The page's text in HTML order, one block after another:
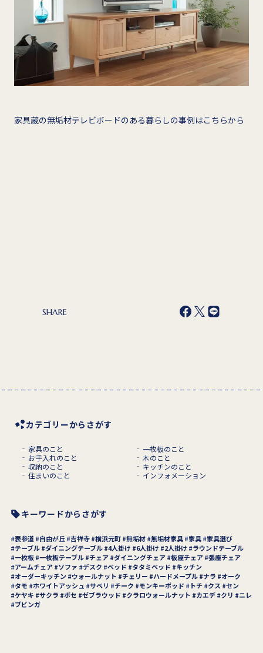
家具蔵の無垢材テレビボードのある暮らしの事例はこちらから
SHARE
カテゴリーからさがす
家具のこと
一枚板のこと
お手入れのこと
木のこと
収納のこと
キッチンのこと
住まいのこと
インフォメーション
キーワードからさがす
表参道 自由が丘 吉祥寺 横浜元町 無垢材 無垢材家具 家具
家具選び
テーブル ダイニングテーブル 4人掛け 6人掛け 2人掛け
ラウンドテーブル
一枚板 一枚板テーブル チェア ダイニングチェア 板座チェア 張座チェア
アームチェア
ソファ デスク ベッド タタミベッド
キッチン
オーダーキッチン
ウォールナット チェリー ハードメープル ナラ
オーク
タモ
ホワイトアッシュ サペリ チーク モンキーポッド トチ クス
セン
ケヤキ
サクラ ボセ ゼブラウッド クラロウォールナット カエデ クリ
ニレ
ブビンガ